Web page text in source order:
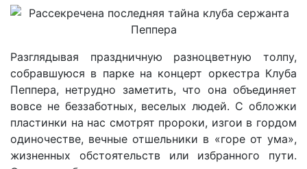
Разглядывая праздничную разноцветную толпу,
собравшуюся в парке на концерт оркестра Клуба
Пеппера, нетрудно заметить, что она объединяет
вовсе не беззаботных, веселых людей. С обложки
пластинки на нас смотрят пророки, изгои в гордом
одиночестве, вечные отшельники в «горе от ума»,
жизненных обстоятельств или избранного пути.